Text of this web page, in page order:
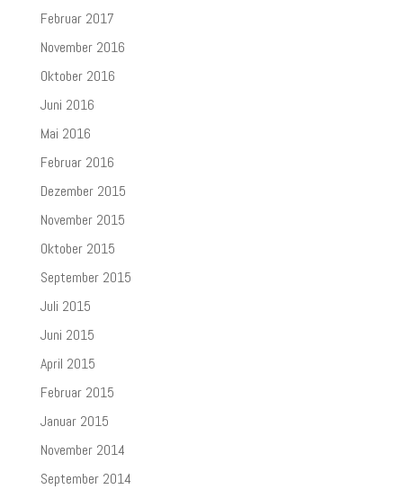
Februar 2017
November 2016
Oktober 2016
Juni 2016
Mai 2016
Februar 2016
Dezember 2015
November 2015
Oktober 2015
September 2015
Juli 2015
Juni 2015
April 2015
Februar 2015
Januar 2015
November 2014
September 2014